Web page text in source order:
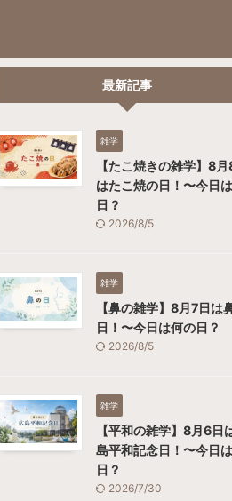
最新記事
雑学
【たこ焼きの雑学】8月
はたこ焼の日！〜今日
日？
2026/8/5
雑学
【鼻の雑学】8月7日は
日！〜今日は何の日？
2026/8/5
雑学
【平和の雑学】8月6日
島平和記念日！〜今日
日？
2026/7/30